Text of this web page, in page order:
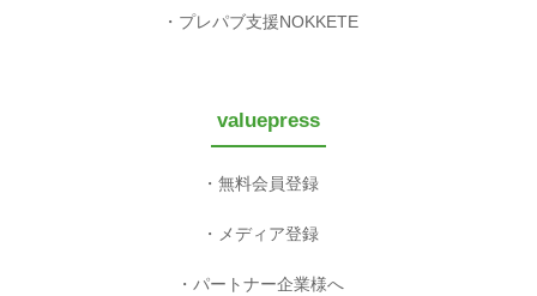
プレパブ支援NOKKETE
valuepress
無料会員登録
メディア登録
パートナー企業様へ